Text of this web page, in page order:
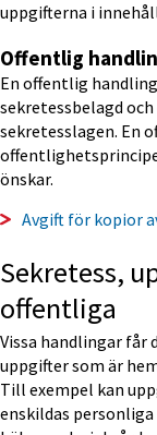
uppgifterna i
Offentlig
En offentlig
sekretessbelagd
sekretesslagen. En
önskar.
Avgift för kopior
Sekretess,
offentliga
Vissa handlingar
uppgifter som är
Till exempel kan
enskildas